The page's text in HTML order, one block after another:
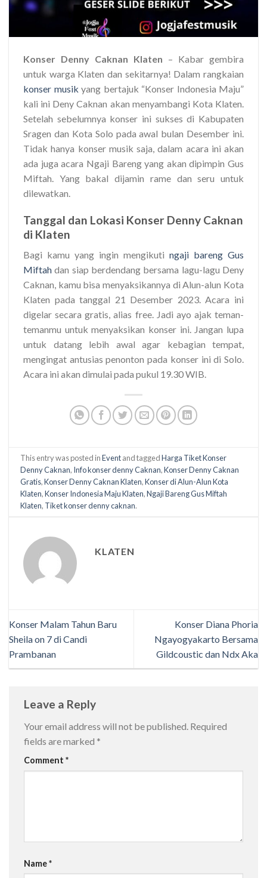
Konser Denny Caknan Klaten – Kabar gembira
untuk warga Klaten dan sekitarnya! Dalam rangkaian
konser musik yang bertajuk “Konser Indonesia Maju”
kali ini Deny Caknan akan menyambangi Kota Klaten.
Setelah sebelumnya konser ini sukses di Kabupaten
Sragen dan Kota Solo pada awal bulan Desember ini.
Tidak hanya konser musik saja, dalam acara ini akan
ada juga acara Ngaji Bareng yang akan dipimpin Gus
Miftah. Yang bakal dijamin rame dan seru untuk
dilewatkan.
Tanggal dan Lokasi Konser Denny Caknan
di Klaten
Bagi kamu yang ingin mengikuti ngaji bareng Gus
Miftah dan siap berdendang bersama lagu-lagu Deny
Caknan, kamu bisa menyaksikannya di Alun-alun Kota
Klaten pada tanggal 21 Desember 2023. Acara ini
digelar secara gratis, alias free. Jadi ayo ajak teman-
temanmu untuk menyaksikan konser ini. Jangan lupa
untuk datang lebih awal agar kebagian tempat,
mengingat antusias penonton pada konser ini di Solo.
Acara ini akan dimulai pada pukul 19.30 WIB.
This entry was posted inEventand taggedHarga Tiket Konser
Denny Caknan, Info konser denny Caknan,Konser Denny Caknan
Gratis,Konser Denny Caknan Klaten,Konser di Alun-Alun Kota
Klaten,Konser Indonesia Maju Klaten,Ngaji Bareng Gus Miftah
Klaten, Tiket konser denny caknan.
KLATEN
Konser Malam Tahun Baru
Sheila on 7 di Candi
Prambanan
Konser Diana Phoria
Ngayogyakarto Bersama
Gildcoustic dan Ndx Aka
Leave a Reply
Your email address will not be published. Required
fields are marked *
Comment *
Name*